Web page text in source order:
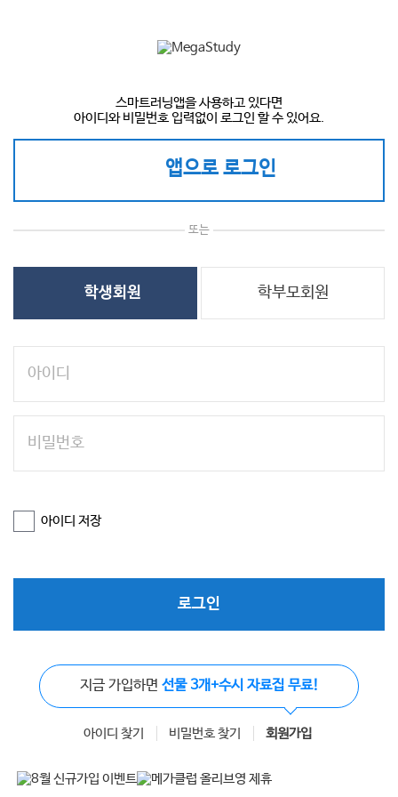
스마트러닝앱을 사용하고 있다면
아이디와 비밀번호 입력없이 로그인 할 수 있어요.
앱으로 로그인
또는
학생회원 학부모회원
아이디 저장
로그인
지금 가입하면 선물 3개+수시 자료집 무료!
아이디 찾기 비밀번호 찾기 회원가입